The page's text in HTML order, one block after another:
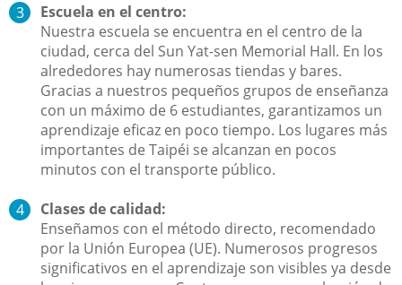
Escuela en el centro:
Nuestra escuela se encuentra en el centro de la
ciudad, cerca del Sun Yat-sen Memorial Hall. En los
alrededores hay numerosas tiendas y bares.
Gracias a nuestros pequeños grupos de enseñanza
con un máximo de 6 estudiantes, garantizamos un
aprendizaje eficaz en poco tiempo. Los lugares más
importantes de Taipéi se alcanzan en pocos
minutos con el transporte público.
Clases de calidad:
Enseñamos con el método directo, recomendado
por la Unión Europea (UE). Numerosos progresos
significativos en el aprendizaje son visibles ya desde